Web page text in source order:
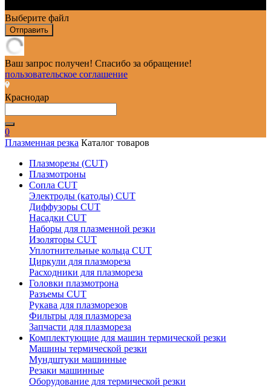
Выберите файл
Отправить
Ваш запрос получен! Спасибо за обращение!
пользовательское соглашение
Краснодар
0
Плазменная резка Каталог товаров
Плазморезы (CUT)
Плазмотроны
Сопла CUT
Электроды (катоды) CUT
Диффузоры CUT
Насадки CUT
Наборы для плазменной резки
Изоляторы CUT
Уплотнительные кольца CUT
Циркули для плазмореза
Расходники для плазмореза
Головки плазмотрона
Разъемы CUT
Рукава для плазморезов
Фильтры для плазмореза
Запчасти для плазмореза
Комплектующие для машин термической резки
Машины термической резки
Мундштуки машинные
Резаки машинные
Оборудование для термической резки